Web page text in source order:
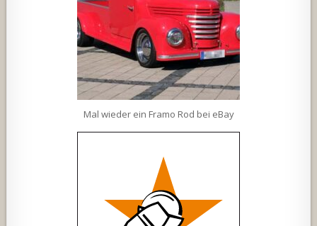
Mal wieder ein Framo Rod bei eBay